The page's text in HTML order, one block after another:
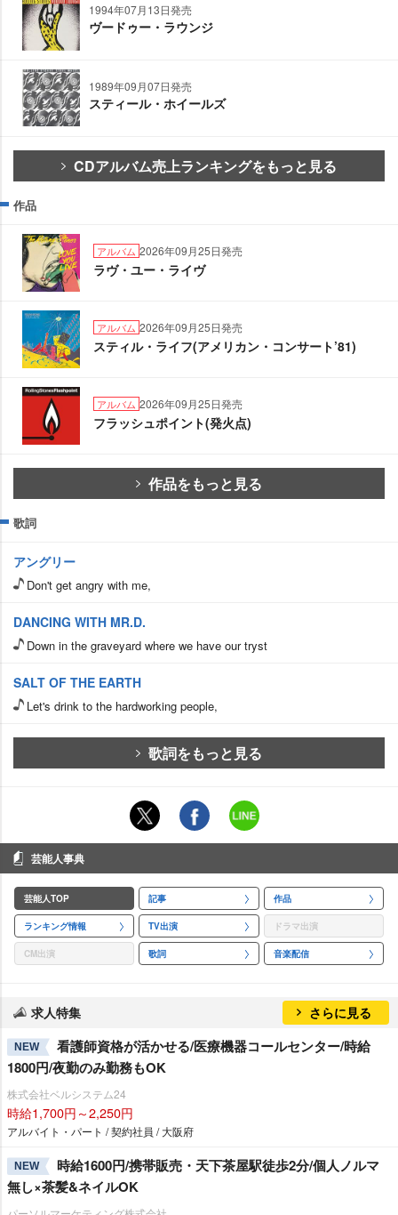
1994年07月13日発売
ヴードゥー・ラウンジ
1989年09月07日発売
スティール・ホイールズ
CDアルバム売上ランキングをもっと見る
作品
アルバム 2026年09月25日発売
ラヴ・ユー・ライヴ
アルバム 2026年09月25日発売
スティル・ライフ(アメリカン・コンサート’81)
アルバム 2026年09月25日発売
フラッシュポイント(発火点)
作品をもっと見る
歌詞
アングリー
Don't get angry with me,
DANCING WITH MR.D.
Down in the graveyard where we have our tryst
SALT OF THE EARTH
Let's drink to the hardworking people,
歌詞をもっと見る
芸能人事典
芸能人TOP 記事 作品
ランキング情報 TV出演 ドラマ出演
CM出演 歌詞 音楽配信
求人特集 さらに見る
NEW
看護師資格が活かせる/医療機器コールセンター/時給
1800円/夜勤のみ勤務もOK
株式会社ベルシステム24
時給1,700円～2,250円
アルバイト・パート / 契約社員 / 大阪府
NEW
時給1600円/携帯販売・天下茶屋駅徒歩2分/個人ノルマ
無し×茶髪&ネイルOK